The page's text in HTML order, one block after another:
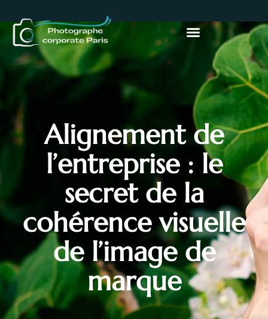
Alignement de
l’entreprise : le
secret de la
cohérence visuelle
de l’image de
marque